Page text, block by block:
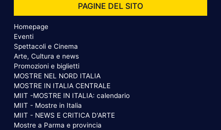
PAGINE DEL SITO
Homepage
Eventi
Spettacoli e Cinema
Arte, Cultura e news
Promozioni e biglietti
MOSTRE NEL NORD ITALIA
MOSTRE IN ITALIA CENTRALE
MIIT -MOSTRE IN ITALIA: calendario
MIIT - Mostre in Italia
MIIT - NEWS E CRITICA D'ARTE
Mostre a Parma e provincia